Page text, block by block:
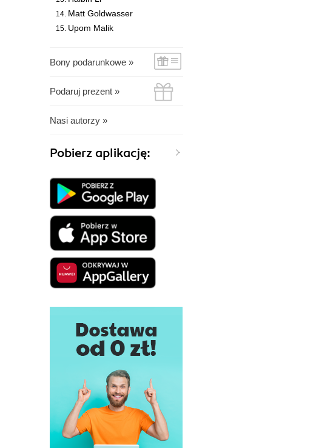
Matt Goldwasser
Upom Malik
Bony podarunkowe »
Podaruj prezent »
Nasi autorzy »
Pobierz aplikację: